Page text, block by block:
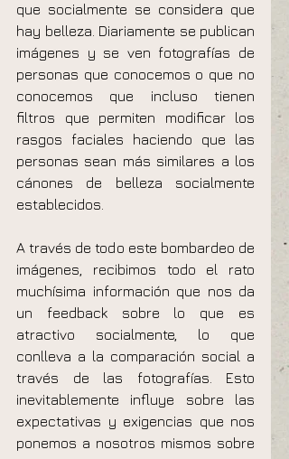
que socialmente se considera que
hay belleza. Diariamente se publican
imágenes y se ven fotografías de
personas que conocemos o que no
conocemos que incluso tienen
filtros que permiten modificar los
rasgos faciales haciendo que las
personas sean más similares a los
cánones de belleza socialmente
establecidos.
A través de todo este bombardeo de
imágenes, recibimos todo el rato
muchísima información que nos da
un feedback sobre lo que es
atractivo socialmente, lo que
conlleva a la comparación social a
través de las fotografías. Esto
inevitablemente influye sobre las
expectativas y exigencias que nos
ponemos a nosotros mismos sobre